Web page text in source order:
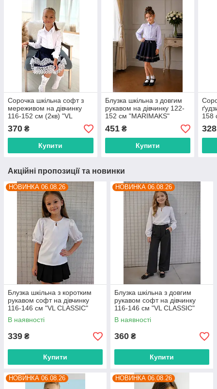
Сорочка шкільна софт з
мереживом на дівчинку
116-152 см (2кв) "VL
CLASSIC" недорого від
прямого постачальника
370 ₴
Купити
Блузка шкільна з довгим
рукавом на дівчинку 122-
152 см "MARIMAKS"
купити недорого від
прямого постачальника
451₴
Купити
158
328
Акційні пропозиції та новинки
НОВИНКА 06.08.26
Блузка шкільна з коротким
рукавом софт на дівчинку
116-146 см "VL CLASSIC"
недорого від прямого
постачальника
В наявності
339 ₴
Купити
НОВИНКА 06.08.26
Блузка шкільна з довгим
рукавом софт на дівчинку
116-146 см "VL CLASSIC"
недорого від прямого
постачальника
В наявності
360 ₴
Купити
НОВИНКА 06.08.26 НОВИНКА 06.08.26